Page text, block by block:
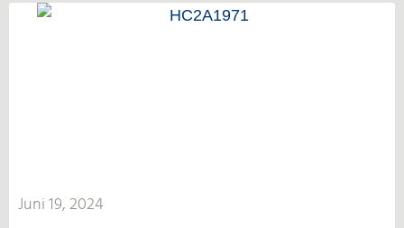
Juni 19, 2024